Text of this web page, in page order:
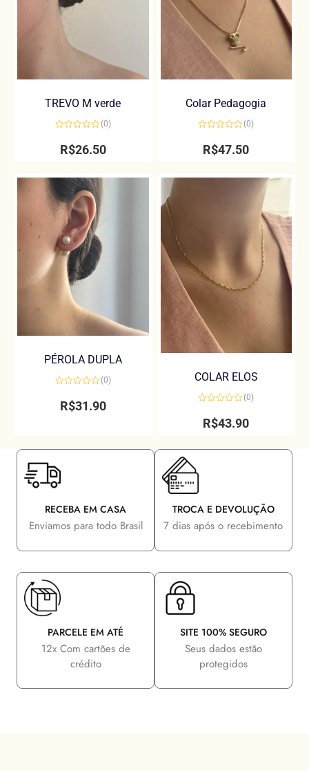
TREVO M verde
de
(0)
R$26.50
Colar Pedagogia
de
(0)
R$47.50
PÉROLA DUPLA
de
(0)
R$31.90
COLAR ELOS
de
(0)
R$43.90
RECEBA EM CASA
Enviamos para todo Brasil
TROCA E DEVOLUÇÃO
7 dias após o recebimento
PARCELE EM ATÉ
12x Com cartões de
crédito
SITE 100% SEGURO
Seus dados estão
protegidos